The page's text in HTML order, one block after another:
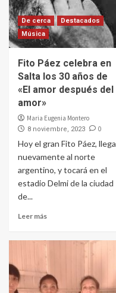
De cerca
Destacados
Música
Fito Páez celebra en
Salta los 30 años de
«El amor después del
amor»
Maria Eugenia Montero
8 noviembre, 2023 0
Hoy el gran Fito Páez, llega
nuevamente al norte
argentino, y tocará en el
estadio Delmi de la ciudad
de...
Leer más